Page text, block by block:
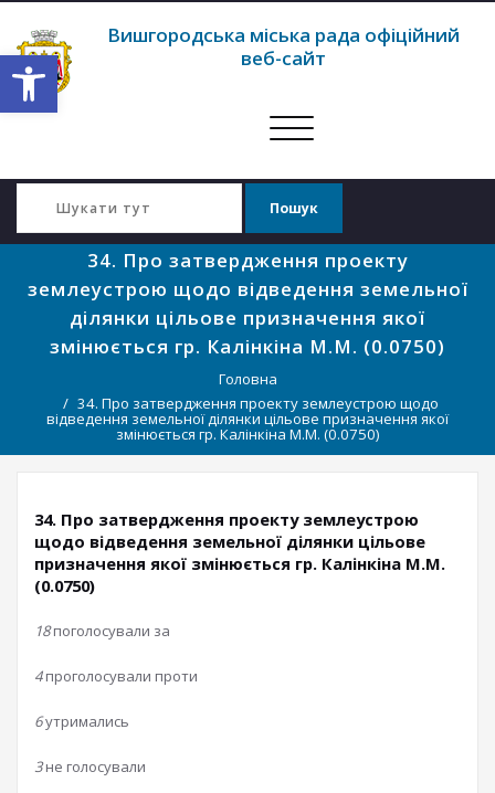
Відкрити Панель інструментів
Вишгородська міська рада офіційний
веб-сайт
Перемкнути
34. Про затвердження проекту
землеустрою щодо відведення земельної
ділянки цільове призначення якої
змінюється гр. Калінкіна М.М. (0.0750)
Головна
34. Про затвердження проекту землеустрою щодо
відведення земельної ділянки цільове призначення якої
змінюється гр. Калінкіна М.М. (0.0750)
34. Про затвердження проекту землеустрою
щодо відведення земельної ділянки цільове
призначення якої змінюється гр. Калінкіна М.М.
(0.0750)
18поголосували за
4проголосували проти
6утримались
3не голосували